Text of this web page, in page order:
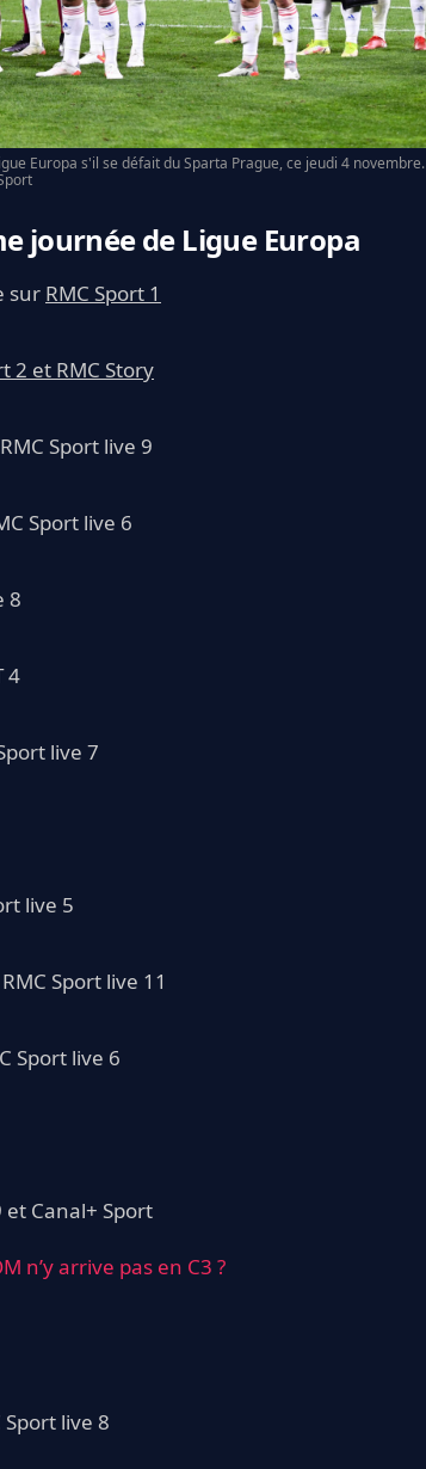
Europa s'il se défait du Sparta Prague, ce jeudi 4 novembre.
journée de Ligue Europa
sur RMC Sport 1
2 et RMC Story
Sport live 9
Sport live 6
8
4
live 7
live 5
Sport live 11
Sport live 6
et Canal+ Sport
n’y arrive pas en C3 ?
live 8